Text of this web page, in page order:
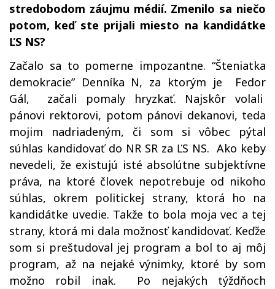
stredobodom záujmu médií. Zmenilo sa niečo
potom, keď ste prijali miesto na kandidátke
ĽS NS?
Začalo sa to pomerne impozantne. “Šteniatka
demokracie” Denníka N, za ktorým je Fedor
Gál, začali pomaly hryzkať. Najskôr volali
pánovi rektorovi, potom pánovi dekanovi, teda
mojim nadriadeným, či som si vôbec pýtal
súhlas kandidovať do NR SR za ĽS NS. Ako keby
nevedeli, že existujú isté absolútne subjektívne
práva, na ktoré človek nepotrebuje od nikoho
súhlas, okrem politickej strany, ktorá ho na
kandidátke uvedie. Takže to bola moja vec a tej
strany, ktorá mi dala možnosť kandidovať. Keďže
som si preštudoval jej program a bol to aj môj
program, až na nejaké výnimky, ktoré by som
možno robil inak. Po nejakých týždňoch